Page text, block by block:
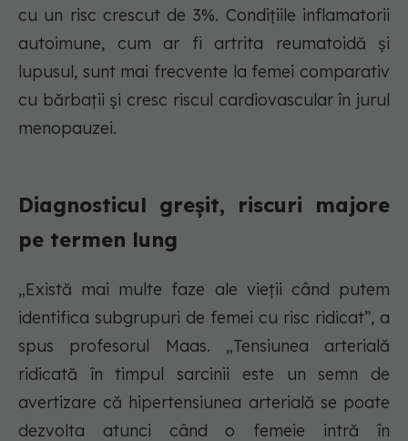
cu un risc crescut de 3%. Condițiile inflamatorii
autoimune, cum ar fi artrita reumatoidă și
lupusul, sunt mai frecvente la femei comparativ
cu bărbații și cresc riscul cardiovascular în jurul
menopauzei.
Diagnosticul greșit, riscuri majore
pe termen lung
„Există mai multe faze ale vieții când putem
identifica subgrupuri de femei cu risc ridicat”, a
spus profesorul Maas. „Tensiunea arterială
ridicată în timpul sarcinii este un semn de
avertizare că hipertensiunea arterială se poate
dezvolta atunci când o femeie intră în